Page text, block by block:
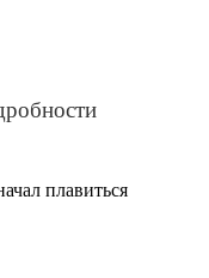
плавиться